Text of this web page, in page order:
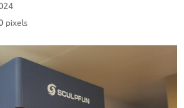
pixels